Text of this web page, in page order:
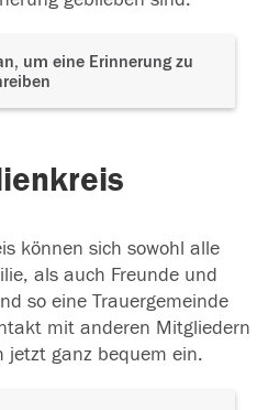
um eine Erinnerung zu
können sich sowohl alle
als auch Freunde und
so eine Trauergemeinde
mit anderen Mitgliedern
jetzt ganz bequem ein.